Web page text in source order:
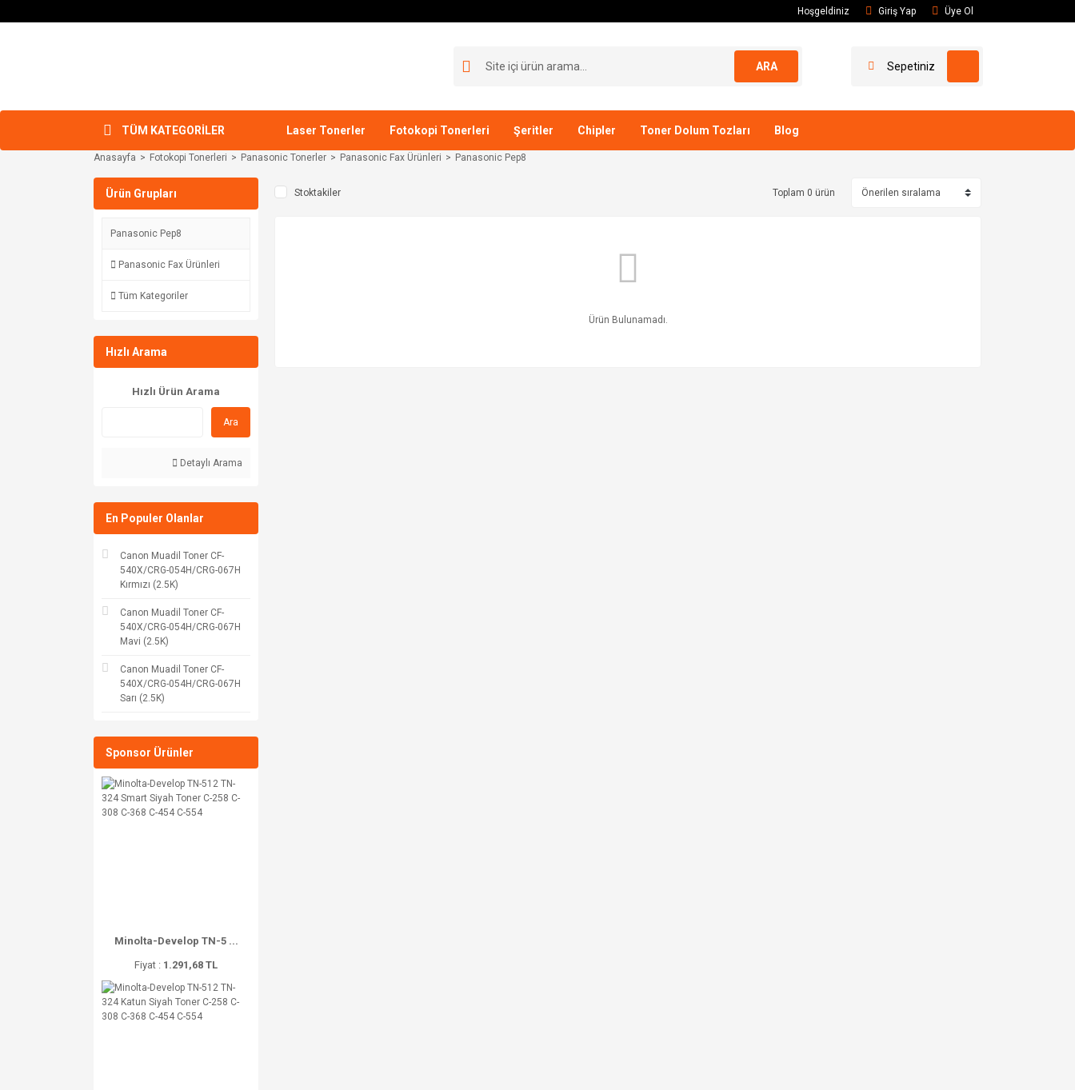
Hoşgeldiniz Giriş Yap Üye Ol
ARA Sepetiniz
TÜM KATEGORİLER Laser Tonerler Fotokopi Tonerleri Şeritler Chipler Toner Dolum Tozları Blog
Anasayfa Fotokopi Tonerleri Panasonic Tonerler Panasonic Fax Ürünleri Panasonic Pep8
Ürün Grupları
Panasonic Pep8
Panasonic Fax Ürünleri
Tüm Kategoriler
Hızlı Arama
Hızlı Ürün Arama
Ara
Detaylı Arama
En Populer Olanlar
Canon Muadil Toner CF-
540X/CRG-054H/CRG-067H
Kırmızı (2.5K)
Canon Muadil Toner CF-
540X/CRG-054H/CRG-067H
Mavi (2.5K)
Canon Muadil Toner CF-
540X/CRG-054H/CRG-067H
Sarı (2.5K)
Sponsor Ürünler
Minolta-Develop TN-5 ...
Fiyat : 1.291,68 TL
Stoktakiler Toplam 0 ürün
Ürün Bulunamadı.